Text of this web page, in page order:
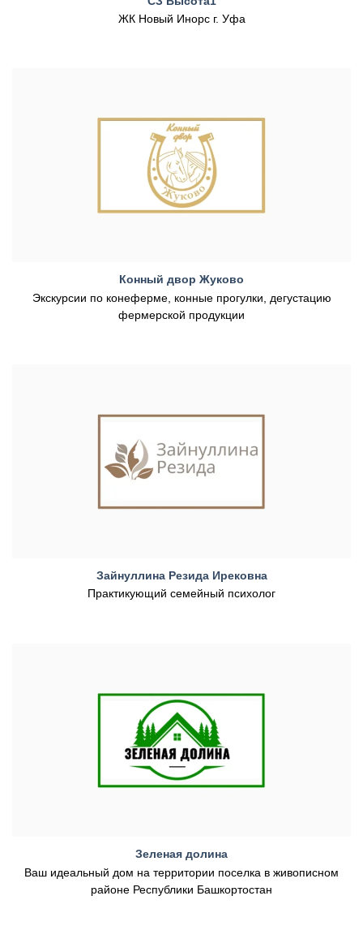
ЖК Новый Инорс г. Уфа
Конный двор Жуково
Экскурсии по конеферме, конные прогулки, дегустацию
фермерской продукции
Зайнуллина Резида Ирековна
Практикующий семейный психолог
Зеленая долина
Ваш идеальный дом на территории поселка в живописном
районе Республики Башкортостан